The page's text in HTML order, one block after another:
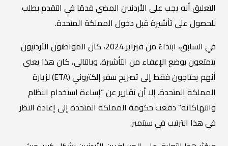
التعليق أنه يجب على الأردنيين المضي قدمًا في التقدم بطلب
للحصول على تأشيرة قبل دخول المملكة المتحدة.
في السابق، ابتداءً من فبراير 2024، كان المواطنون الأردنيون
يتمتعون بوضع الإعفاء من التأشيرة. وبالتالي، كان هذا يعني
أنهم يحتاجون فقط إلى تصريح سفر إلكتروني (ETA) لزيارة
المملكة المتحدة. إلا أن تقارير عن “إساءة استخدام النظام
وانتهاكاته” دفعت حكومة المملكة المتحدة إلى إعادة النظر
في هذا الترتيب في سبتمبر.